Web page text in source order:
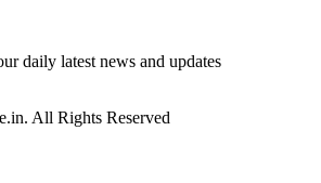
daily latest news and updates
All Rights Reserved